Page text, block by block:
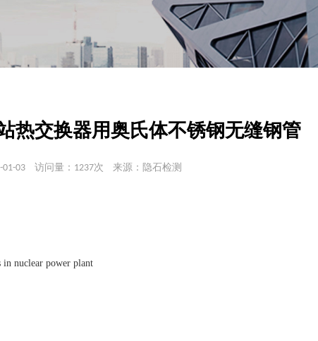
热交换器用奥氏体不锈钢无缝钢管
03 访问量：1237次 来源：隐石检测
in nuclear power plant